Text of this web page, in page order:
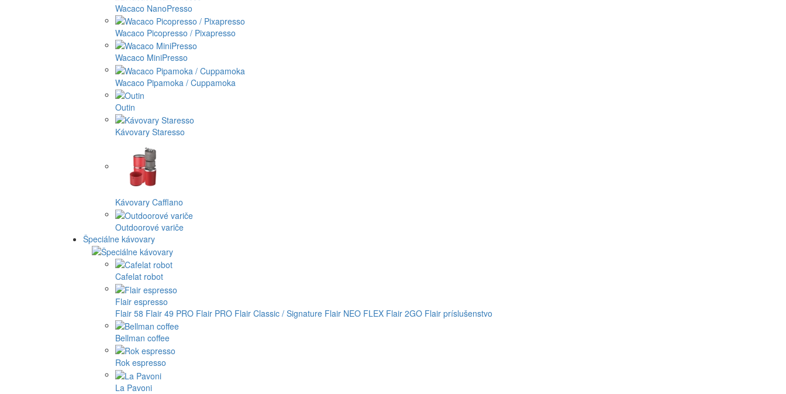
Wacaco NanoPresso
Wacaco Picopresso / Pixapresso
Wacaco MiniPresso
Wacaco Pipamoka / Cuppamoka
Outin
Kávovary Staresso
Kávovary Cafflano
Outdoorové variče
Špeciálne kávovary
Cafelat robot
Flair espresso
Flair 58 Flair 49 PRO Flair PRO Flair Classic / Signature Flair NEO FLEX Flair 2GO Flair príslušenstvo
Bellman coffee
Rok espresso
La Pavoni